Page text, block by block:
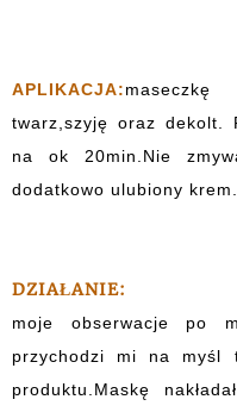
APLIKACJA:maseczkę
twarz,szyję oraz dekolt.
na ok 20min.Nie
dodatkowo ulubiony krem.
DZIAŁANIE:
moje obserwacje po
przychodzi mi na myśl
produktu.Maskę